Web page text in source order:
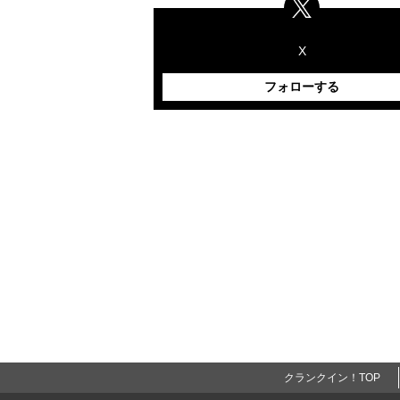
X
フォローする
クランクイン！TOP